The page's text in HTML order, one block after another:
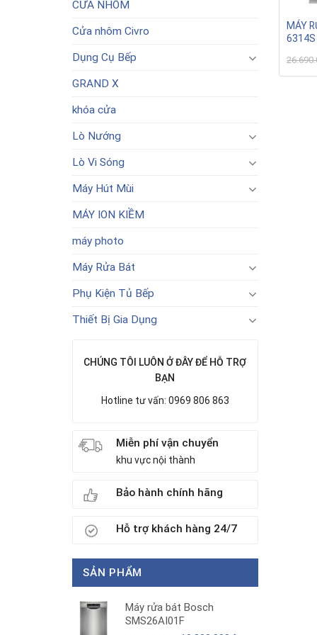
CỬA NHÔM
Cửa nhôm Civro
Dụng Cụ Bếp
GRAND X
khóa cửa
Lò Nướng
Lò Vi Sóng
Máy Hút Mùi
MÁY ION KIỀM
máy photo
Máy Rửa Bát
Phụ Kiện Tủ Bếp
Thiết Bị Gia Dụng
CHÚNG TÔI LUÔN Ở ĐÂY ĐỂ HỖ TRỢ
BẠN
Hotline tư vấn: 0969 806 863
Miễn phí vận chuyển
khu vực nội thành
Bảo hành chính hãng
Hỗ trợ khách hàng 24/7
SẢN PHẨM
Máy rửa bát Bosch
SMS26AI01F
MÁY
6314S